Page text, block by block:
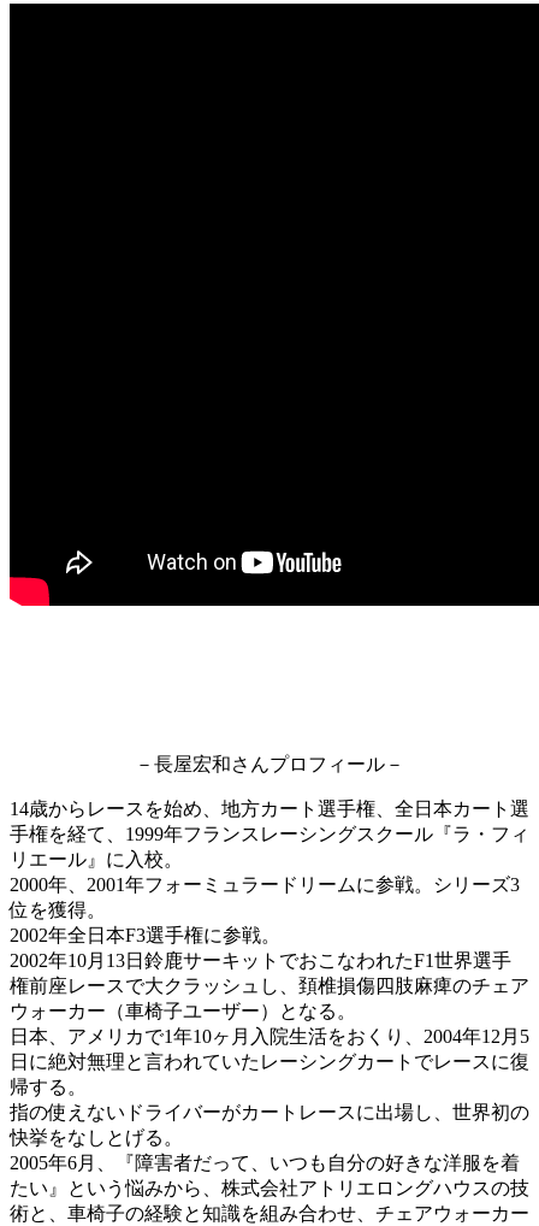
－長屋宏和さんプロフィール－
14歳からレースを始め、地方カート選手権、全日本カート選
手権を経て、1999年フランスレーシングスクール『ラ・フィ
リエール』に入校。
2000年、2001年フォーミュラードリームに参戦。シリーズ3
位を獲得。
2002年全日本F3選手権に参戦。
2002年10月13日鈴鹿サーキットでおこなわれたF1世界選手
権前座レースで大クラッシュし、頚椎損傷四肢麻痺のチェア
ウォーカー（車椅子ユーザー）となる。
日本、アメリカで1年10ヶ月入院生活をおくり、2004年12月5
日に絶対無理と言われていたレーシングカートでレースに復
帰する。
指の使えないドライバーがカートレースに出場し、世界初の
快挙をなしとげる。
2005年6月、『障害者だって、いつも自分の好きな洋服を着
たい』という悩みから、株式会社アトリエロングハウスの技
術と、車椅子の経験と知識を組み合わせ、チェアウォーカー